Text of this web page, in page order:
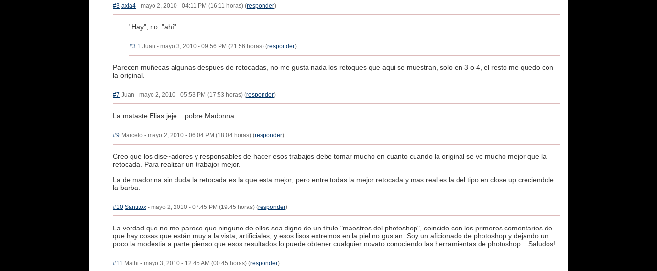
#3 axia4 - mayo 2, 2010 - 04:11 PM (16:11 horas) (responder)
"Hay", no: "ahí".
#3.1 Juan - mayo 3, 2010 - 09:56 PM (21:56 horas) (responder)
Parecen muñecas algunas despues de retocadas, no me gusta nada los retoques que aqui se muestran, solo en 3 o 4, el resto me quedo con
la original.
#7 Juan - mayo 2, 2010 - 05:53 PM (17:53 horas) (responder)
La mataste Elias jeje... pobre Madonna
#9 Marcelo - mayo 2, 2010 - 06:04 PM (18:04 horas) (responder)
Creo que los dise~adores y responsables de hacer esos trabajos debe tomar mucho en cuanto cuando la original se ve mucho mejor que la
retocada. Para realizar un trabajor mejor.
La de madonna sin duda la retocada es la que esta mejor; pero entre todas la mejor retocada y mas real es la del tipo en close up creciendole
la barba.
#10 Santitox - mayo 2, 2010 - 07:45 PM (19:45 horas) (responder)
La verdad que no me parece que ninguno de ellos sea digno de un título "maestros del photoshop", coincido con los primeros comentarios de
que hay cosas que están muy a la vista, artificiales, y esos lisos extremos en la piel no gustan. Soy un aficionado de photoshop y dejando un
poco la modestia a parte pienso que esos resultados lo puede obtener cualquier novato conociendo las herramientas de photoshop... Saludos!
#11 Mathi - mayo 3, 2010 - 12:45 AM (00:45 horas) (responder)